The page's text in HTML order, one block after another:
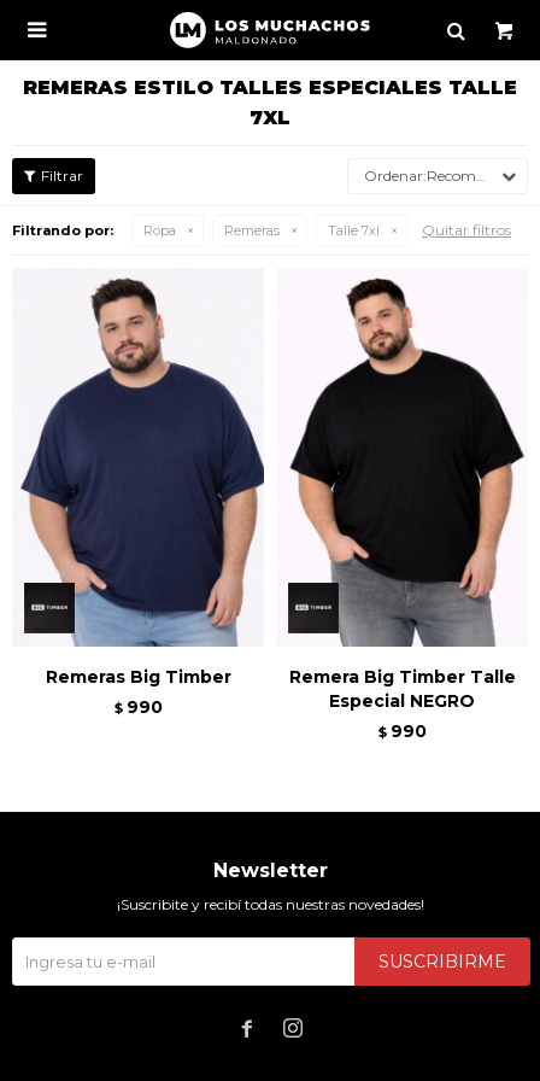

REMERAS ESTILO TALLES ESPECIALES TALLE
7XL
Recomendados
Filtrando por: Ropa Remeras Talle 7xl Quitar filtros
Remeras Big Timber
$ 990
Remera Big Timber Talle
Especial NEGRO
$ 990
Newsletter
¡Suscribite y recibí todas nuestras novedades!
SUSCRIBIRME
 